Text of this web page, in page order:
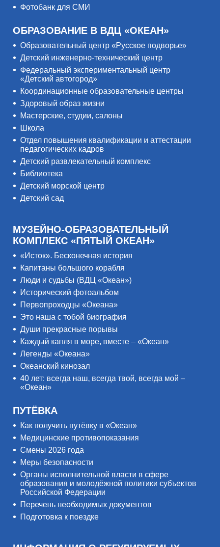
Фотобанк для СМИ
ОБРАЗОВАНИЕ В ВДЦ «ОКЕАН»
Образовательный центр «Русское подворье»
Детский инженерно-технический центр
Федеральный экспериментальный центр
«Детский автогород»
Координационные образовательные центры
Здоровый образ жизни
Мастерские, студии, салоны
Школа
Отдел повышения квалификации и аттестации
педагогических кадров
Детский развлекательный комплекс
Библиотека
Детский морской центр
Детский сад
МУЗЕЙНО-ОБРАЗОВАТЕЛЬНЫЙ
КОМПЛЕКС «ПЯТЫЙ ОКЕАН»
«Исток». Бесконечная история
Капитаны большого корабля
Люди и судьбы (ВДЦ «Океан»)
Исторический фотоальбом
Первопроходцы «Океана»
Это наша с тобой биография
Души прекрасные порывы
Каждый капля в море, вместе – «Океан»
Легенды «Океана»
Океанский кинозал
40 лет: всегда наш, всегда твой, всегда мой –
«Океан»
ПУТЁВКА
Как получить путёвку в «Океан»
Медицинские противопоказания
Смены 2026 года
Меры безопасности
Органы исполнительной власти в сфере
образования и молодёжной политики субъектов
Российской Федерации
Перечень необходимых документов
Подготовка к поездке